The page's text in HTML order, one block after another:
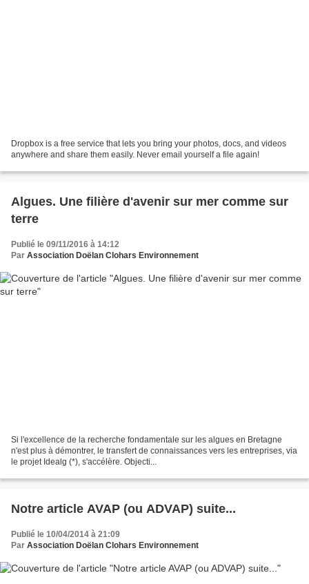
Dropbox is a free service that lets you bring your photos, docs, and videos
anywhere and share them easily. Never email yourself a file again!
Algues. Une filière d'avenir sur mer comme sur
terre
Publié le 09/11/2016 à 14:12
Par Association Doëlan Clohars Environnement
Si l'excellence de la recherche fondamentale sur les algues en Bretagne
n'est plus à démontrer, le transfert de connaissances vers les entreprises, via
le projet Idealg (*), s'accélère. Objecti...
Notre article AVAP (ou ADVAP) suite...
Publié le 10/04/2014 à 21:09
Par Association Doëlan Clohars Environnement